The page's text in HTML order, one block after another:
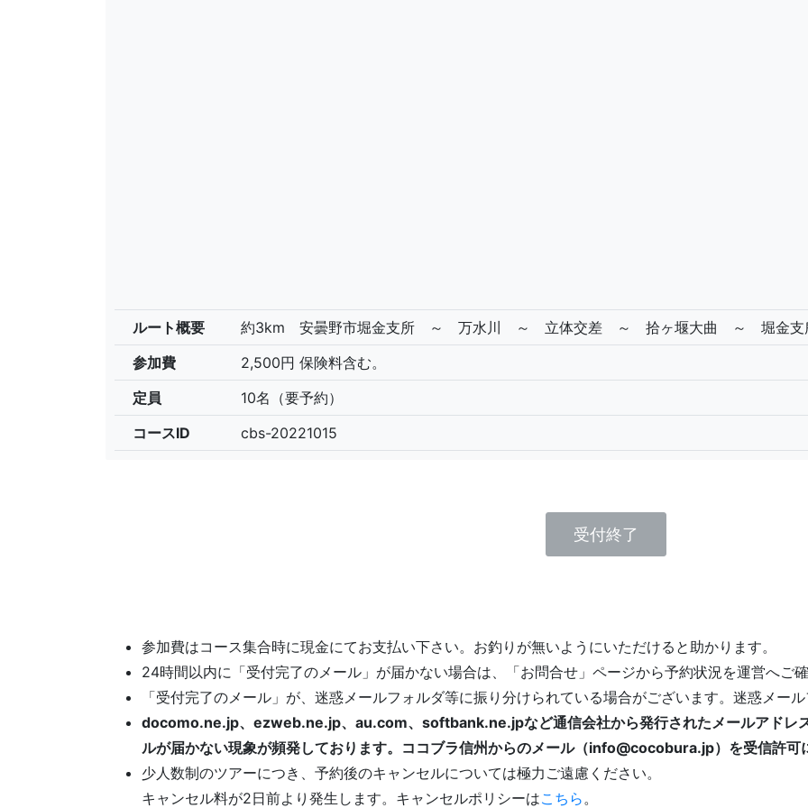
ルート概要
約3km 安曇野市堀金支所 ～ 万水川 ～ 立体交差 ～ 拾ヶ堰大曲 ～ 堀金支
参加費
2,500円 保険料含む。
定員
10名（要予約）
コースID
cbs-20221015
受付終了
参加費はコース集合時に現金にてお支払い下さい。お釣りが無いようにいただけると助かります。
24時間以内に「受付完了のメール」が届かない場合は、「お問合せ」ページから予約状況を運営へご
「受付完了のメール」が、迷惑メールフォルダ等に振り分けられている場合がございます。迷惑メー
docomo.ne.jp、ezweb.ne.jp、au.com、softbank.ne.jpなど通信会社から発行されたメールアドレ
ルが届かない現象が頻発しております。ココブラ信州からのメール（info@cocobura.jp）を受信許可
少人数制のツアーにつき、予約後のキャンセルについては極力ご遠慮ください。
キャンセル料が2日前より発生します。キャンセルポリシーはこちら 。